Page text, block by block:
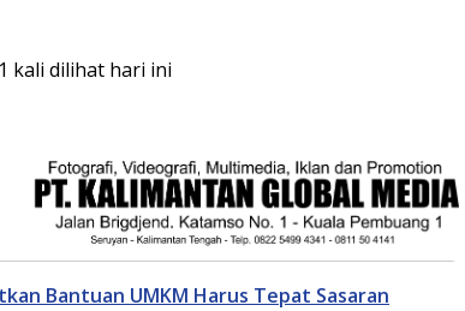
kali dilihat hari ini
Bantuan UMKM Harus Tepat Sasaran